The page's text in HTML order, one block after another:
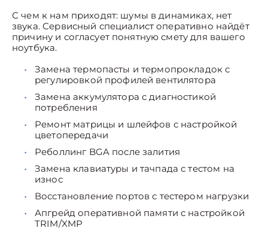
С чем к нам приходят: шумы в динамиках, нет
звука. Сервисный специалист оперативно найдёт
причину и согласует понятную смету для вашего
ноутбука.
Замена термопасты и термопрокладок с
регулировкой профилей вентилятора
Замена аккумулятора с диагностикой
потребления
Ремонт матрицы и шлейфов с настройкой
цветопередачи
Реболлинг BGA после залития
Замена клавиатуры и тачпада с тестом на
износ
Восстановление портов с тестером нагрузки
Апгрейд оперативной памяти с настройкой
TRIM/XMP